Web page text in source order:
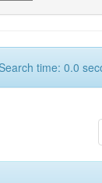
time: 0.0